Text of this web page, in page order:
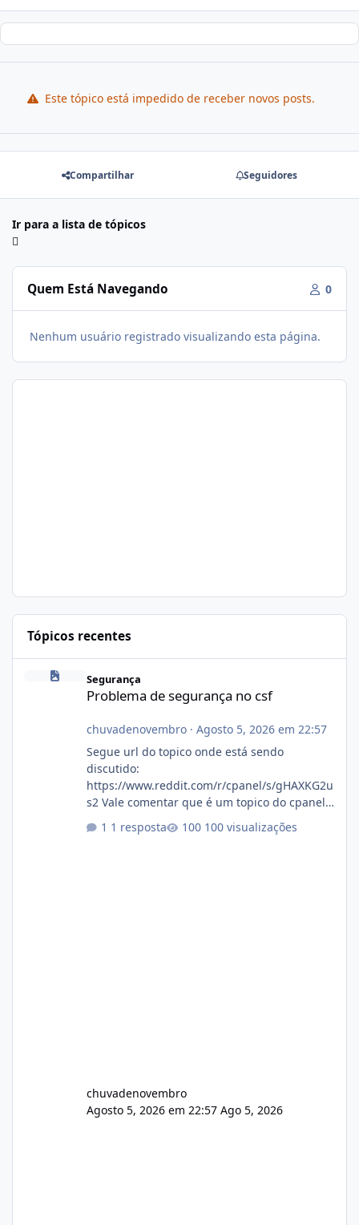
Este tópico está impedido de receber novos posts.
Compartilhar Seguidores
Ir para a lista de tópicos
Quem Está Navegando 0
Nenhum usuário registrado visualizando esta página.
Tópicos recentes
Segurança
Problema de segurança no csf
chuvadenovembro· Agosto 5, 2026 em 22:57
Segue url do topico onde está sendo
discutido:
https://www.reddit.com/r/cpanel/s/gHAXKG2u
s2 Vale comentar que é um topico do cpanel...
1 resposta 100 visualizações
chuvadenovembro
Agosto 5, 2026 em 22:57 Ago 5, 2026